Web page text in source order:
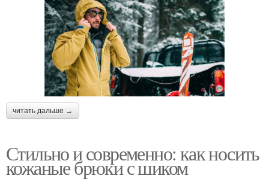
читать дальше →
Стильно и современно: как носить
кожаные брюки с шиком